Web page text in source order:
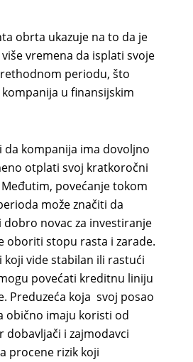
obrta ukazuje na to da je
vremena da isplati svoje
periodu, što
u finansijskim
da kompanija ima dovoljno
otplati svoj kratkoročni
povećanje tokom
može značiti da
novac za investiranje
oboriti stopu rasta i zarade.
vide stabilan ili rastući
povećati kreditnu liniju
Preduzeća koja svoj posao
obično imaju koristi od
dobavljači i zajmodavci
procene rizik koji